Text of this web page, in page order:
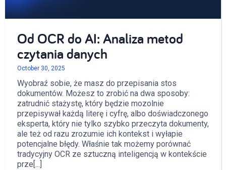
Od OCR do AI: Analiza metod
czytania danych
October 30, 2025
Wyobraź sobie, że masz do przepisania stos
dokumentów. Możesz to zrobić na dwa sposoby:
zatrudnić stażystę, który będzie mozolnie
przepisywał każdą literę i cyfrę, albo doświadczonego
eksperta, który nie tylko szybko przeczyta dokumenty,
ale też od razu zrozumie ich kontekst i wyłapie
potencjalne błędy. Właśnie tak możemy porównać
tradycyjny OCR ze sztuczną inteligencją w kontekście
prze[...]